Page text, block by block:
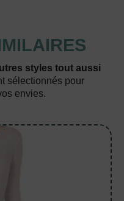
styles tout aussi
sélectionnés pour
envies.